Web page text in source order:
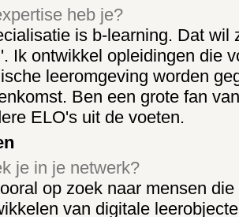
heb je?
is b-learning. Dat wil
Ik ontwikkel opleidingen die
leeromgeving worden
Ben een grote fan
ELO's uit de voeten.
je in je netwerk?
op zoek naar mensen
van digitale